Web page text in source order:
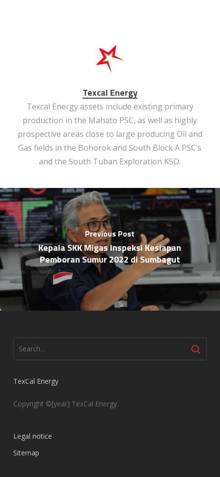
Texcal Energy
Texcal Energy assets include existing primary
production in the Mahato PSC, as well as highly
prospective areas close to large producing Oil and
Gas fields in the Bohorok and South Block A PSC’s
and the South Tuban Exploration KSO.
Previous Post
Kepala SKK Migas Inspeksi Kesiapan
Pemboran Sumur 2022 di Sumbagut
TexCal Energy
Copyright ©[year] TexCal Energy.
Legal notice
Sitemap